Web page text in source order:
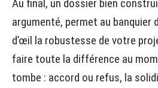
Au final, un dossier bien
argumenté, permet au banquier
d’œil la robustesse de votre
faire toute la différence au
tombe : accord ou refus, la